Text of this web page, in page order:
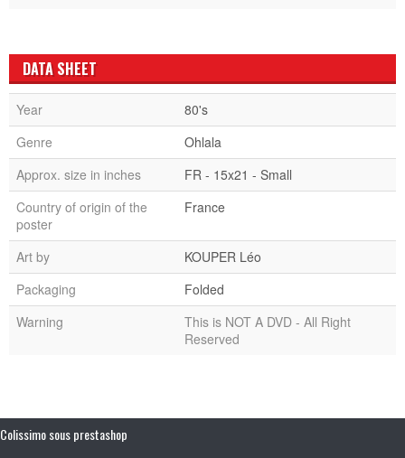
DATA SHEET
Year
80's
Genre
Ohlala
Approx. size in inches
FR - 15x21 - Small
Country of origin of the
poster
France
Art by
KOUPER Léo
Packaging
Folded
Warning
This is NOT A DVD - All Right
Reserved
Colissimo sous prestashop